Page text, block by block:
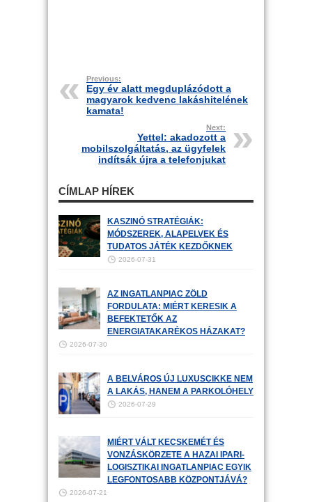
Previous:
Egy év alatt megduplázódott a
magyarok kedvenc lakáshitelének
kamata!
Next:
Yettel: akadozott a
mobilszolgáltatás, az ügyfelek
indítsák újra a telefonjukat
CÍMLAP HÍREK
KASZINÓ STRATÉGIÁK:
MÓDSZEREK, ALAPELVEK ÉS
TUDATOS JÁTÉK KEZDŐKNEK
2026-07-31
AZ INGATLANPIAC ZÖLD
FORDULATA: MIÉRT KERESIK A
BEFEKTETŐK AZ
ENERGIATAKARÉKOS HÁZAKAT?
2026-07-30
A BELVÁROS ÚJ LUXUSCIKKE NEM
A LAKÁS, HANEM A PARKOLÓHELY
2026-07-29
MIÉRT VÁLT KECSKEMÉT ÉS
VONZÁSKÖRZETE A HAZAI IPARI-
LOGISZTIKAI INGATLANPIAC EGYIK
LEGFONTOSABB KÖZPONTJÁVÁ?
2026-07-21